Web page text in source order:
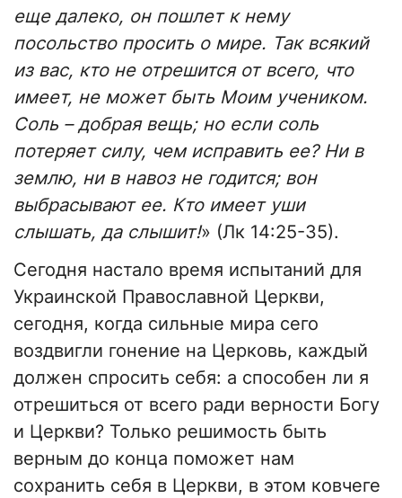
еще далеко, он пошлет к нему
посольство просить о мире. Так всякий
из вас, кто не отрешится от всего, что
имеет, не может быть Моим учеником.
Соль – добрая вещь; но если соль
потеряет силу, чем исправить ее? Ни в
землю, ни в навоз не годится; вон
выбрасывают ее. Кто имеет уши
слышать, да слышит!» (Лк 14:25-35).
Сегодня настало время испытаний для
Украинской Православной Церкви,
сегодня, когда сильные мира сего
воздвигли гонение на Церковь, каждый
должен спросить себя: а способен ли я
отрешиться от всего ради верности Богу
и Церкви? Только решимость быть
верным до конца поможет нам
сохранить себя в Церкви, в этом ковчеге